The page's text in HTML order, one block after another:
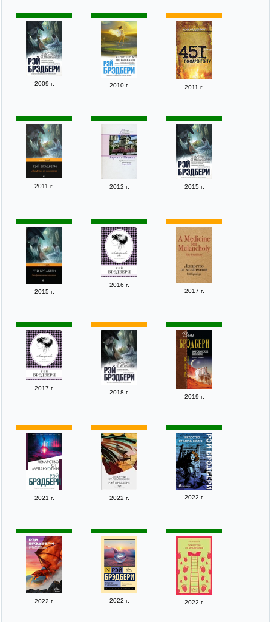
2009 г. 2010 г. 2011 г.
2011 г. 2012 г. 2015 г.
2015 г.
2016 г.
2017 г.
2017 г.
2018 г.
2019 г.
2021 г. 2022 г. 2022 г.
2022 г. 2022 г. 2022 г.